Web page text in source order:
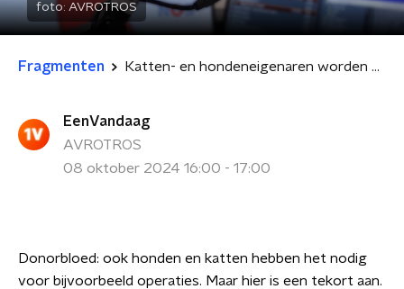
foto: AVROTROS
Fragmenten Katten- en hondeneigenaren worden opgeroepen: doneer bloed
EenVandaag
AVROTROS
08 oktober 2024 16:00 - 17:00
Donorbloed: ook honden en katten hebben het nodig
voor bijvoorbeeld operaties. Maar hier is een tekort aan.